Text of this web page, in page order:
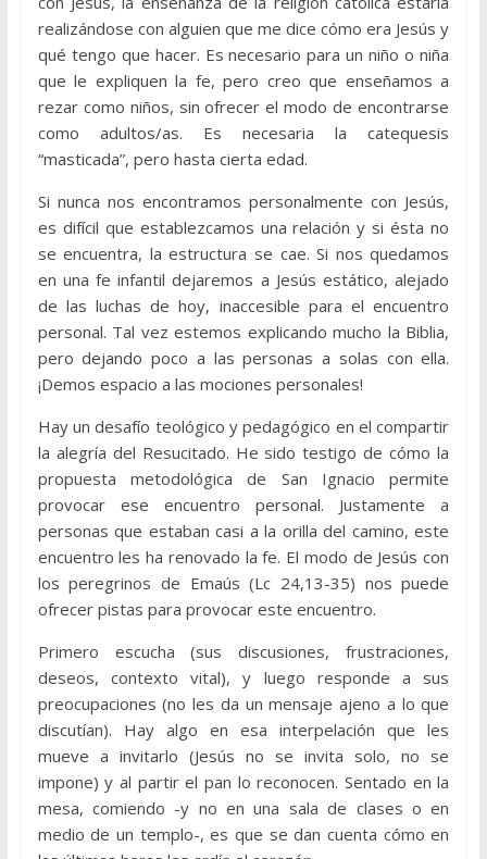
realizándose con alguien que me dice cómo era Jesús y
qué tengo que hacer. Es necesario para un niño o niña
que le expliquen la fe, pero creo que enseñamos a
rezar como niños, sin ofrecer el modo de encontrarse
como adultos/as. Es necesaria la catequesis
“masticada”, pero hasta cierta edad.
Si nunca nos encontramos personalmente con Jesús,
es difícil que establezcamos una relación y si ésta no
se encuentra, la estructura se cae. Si nos quedamos
en una fe infantil dejaremos a Jesús estático, alejado
de las luchas de hoy, inaccesible para el encuentro
personal. Tal vez estemos explicando mucho la Biblia,
pero dejando poco a las personas a solas con ella.
¡Demos espacio a las mociones personales!
Hay un desafío teológico y pedagógico en el compartir
la alegría del Resucitado. He sido testigo de cómo la
propuesta metodológica de San Ignacio permite
provocar ese encuentro personal. Justamente a
personas que estaban casi a la orilla del camino, este
encuentro les ha renovado la fe. El modo de Jesús con
los peregrinos de Emaús (Lc 24,13-35) nos puede
ofrecer pistas para provocar este encuentro.
Primero escucha (sus discusiones, frustraciones,
deseos, contexto vital), y luego responde a sus
preocupaciones (no les da un mensaje ajeno a lo que
discutían). Hay algo en esa interpelación que les
mueve a invitarlo (Jesús no se invita solo, no se
impone) y al partir el pan lo reconocen. Sentado en la
mesa, comiendo -y no en una sala de clases o en
medio de un templo-, es que se dan cuenta cómo en